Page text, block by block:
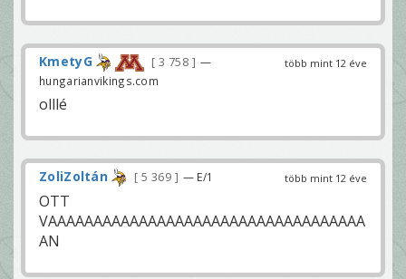
több mint 12 éve
KmetyG 3 758
—
hungarianvikings.com
olllé
több mint 12 éve
ZoliZoltán 5 369 — E/1
OTT
VAAAAAAAAAAAAAAAAAAAAAAAAAAAAAAAAAAA
AN